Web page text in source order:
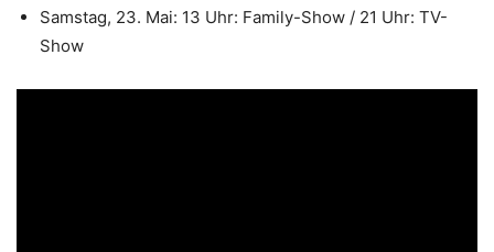
Samstag, 23. Mai: 13 Uhr: Family-Show / 21 Uhr: TV-
Show